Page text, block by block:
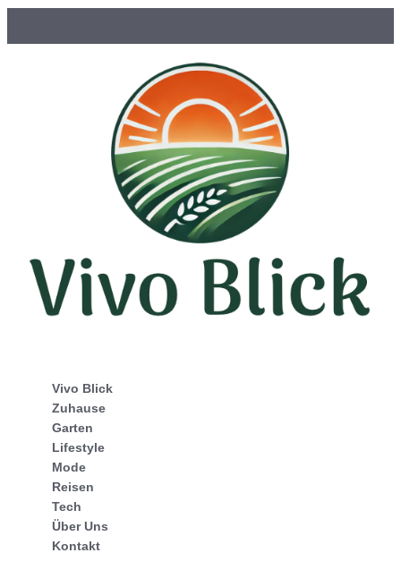
Vivo Blick
Zuhause
Garten
Lifestyle
Mode
Reisen
Tech
Über Uns
Kontakt